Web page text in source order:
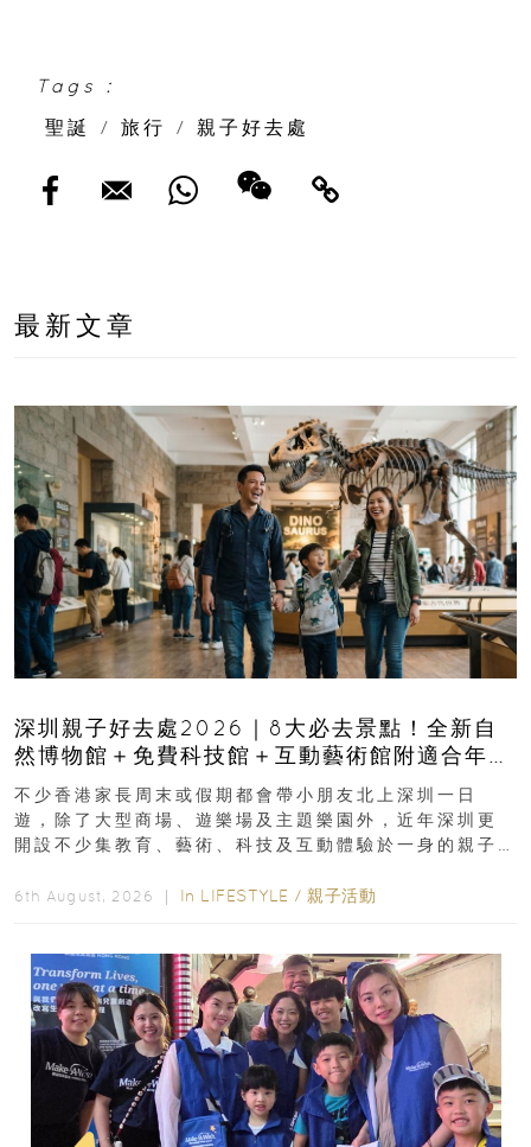
Tags :
聖誕
/ 旅行 / 親子好去處
最新文章
深圳親子好去處2026｜8大必去景點！全新自
然博物館＋免費科技館＋互動藝術館附適合年
齡、交通、門票、開放時間
不少香港家長周末或假期都會帶小朋友北上深圳一日
遊，除了大型商場、遊樂場及主題樂園外，近年深圳更
開設不少集教育、藝術、科技及互動體驗於一身的親子
6th August, 2026 ｜ In LIFESTYLE / 親子活動